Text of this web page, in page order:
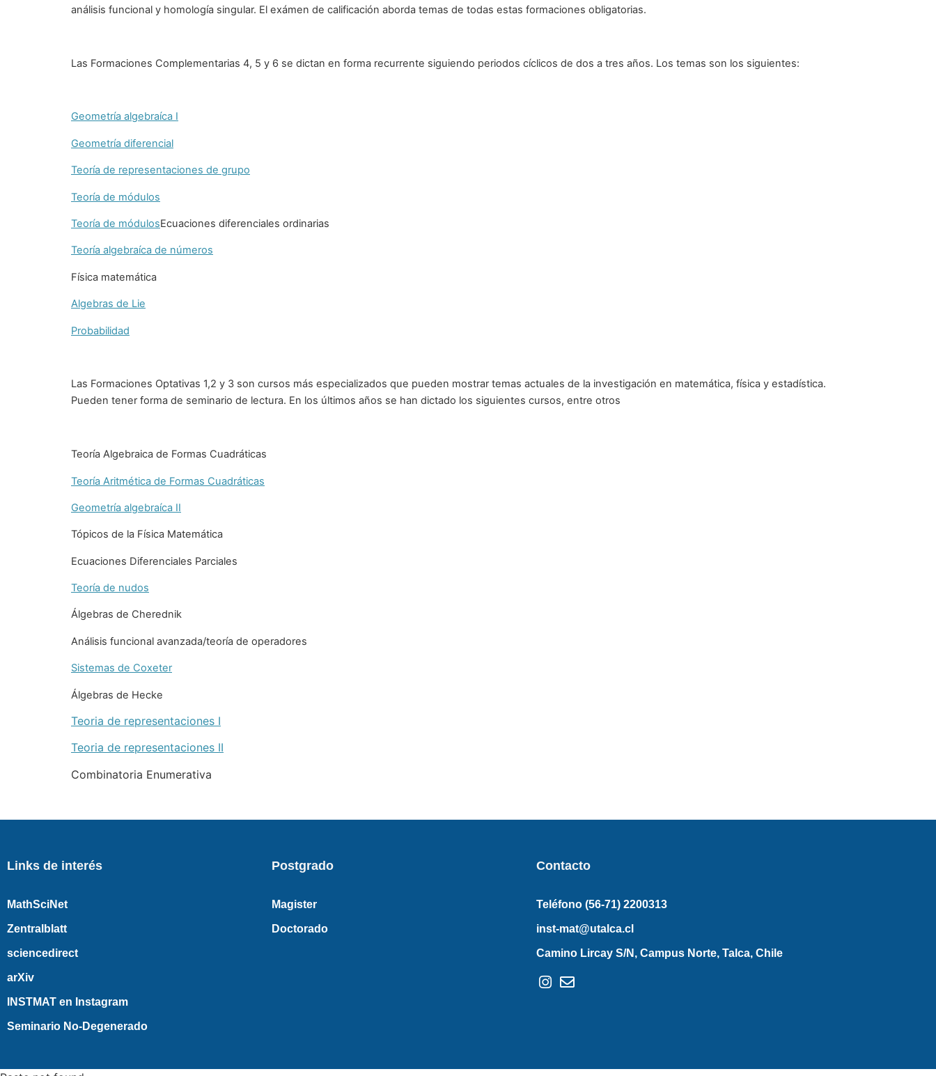
análisis funcional y homología singular. El exámen de calificación aborda temas de todas estas formaciones obligatorias.
Las Formaciones Complementarias 4, 5 y 6 se dictan en forma recurrente siguiendo periodos cíclicos de dos a tres años. Los temas son los siguientes:
Geometría algebraíca I
Geometría diferencial
Teoría de representaciones de grupo
Teoría de módulos
Teoría de módulosEcuaciones diferenciales ordinarias
Teoría algebraíca de números
Física matemática
Algebras de Lie
Probabilidad
Las Formaciones Optativas 1,2 y 3 son cursos más especializados que pueden mostrar temas actuales de la investigación en matemática, física y estadística.
Pueden tener forma de seminario de lectura. En los últimos años se han dictado los siguientes cursos, entre otros
Teoría Algebraica de Formas Cuadráticas
Teoría Aritmética de Formas Cuadráticas
Geometría algebraíca II
Tópicos de la Física Matemática
Ecuaciones Diferenciales Parciales
Teoría de nudos
Álgebras de Cherednik
Análisis funcional avanzada/teoría de operadores
Sistemas de Coxeter
Álgebras de Hecke
Teoria de representaciones I
Teoria de representaciones II
Combinatoria Enumerativa
Links de interés
MathSciNet
Zentralblatt
sciencedirect
arXiv
INSTMAT en Instagram
Seminario No-Degenerado
Postgrado
Magister
Doctorado
Contacto
Teléfono (56-71) 2200313
inst-mat@utalca.cl
Camino Lircay S/N, Campus Norte, Talca, Chile